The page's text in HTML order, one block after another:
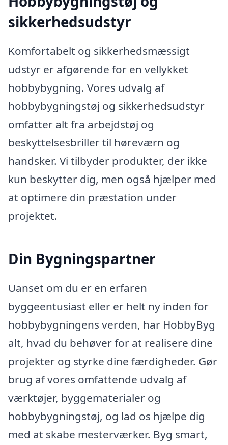
sikkerhedsudstyr
Komfortabelt og sikkerhedsmæssigt
udstyr er afgørende for en vellykket
hobbybygning. Vores udvalg af
hobbybygningstøj og sikkerhedsudstyr
omfatter alt fra arbejdstøj og
beskyttelsesbriller til høreværn og
handsker. Vi tilbyder produkter, der ikke
kun beskytter dig, men også hjælper med
at optimere din præstation under
projektet.
Din Bygningspartner
Uanset om du er en erfaren
byggeentusiast eller er helt ny inden for
hobbybygningens verden, har HobbyByg
alt, hvad du behøver for at realisere dine
projekter og styrke dine færdigheder. Gør
brug af vores omfattende udvalg af
værktøjer, byggematerialer og
hobbybygningstøj, og lad os hjælpe dig
med at skabe mesterværker. Byg smart,